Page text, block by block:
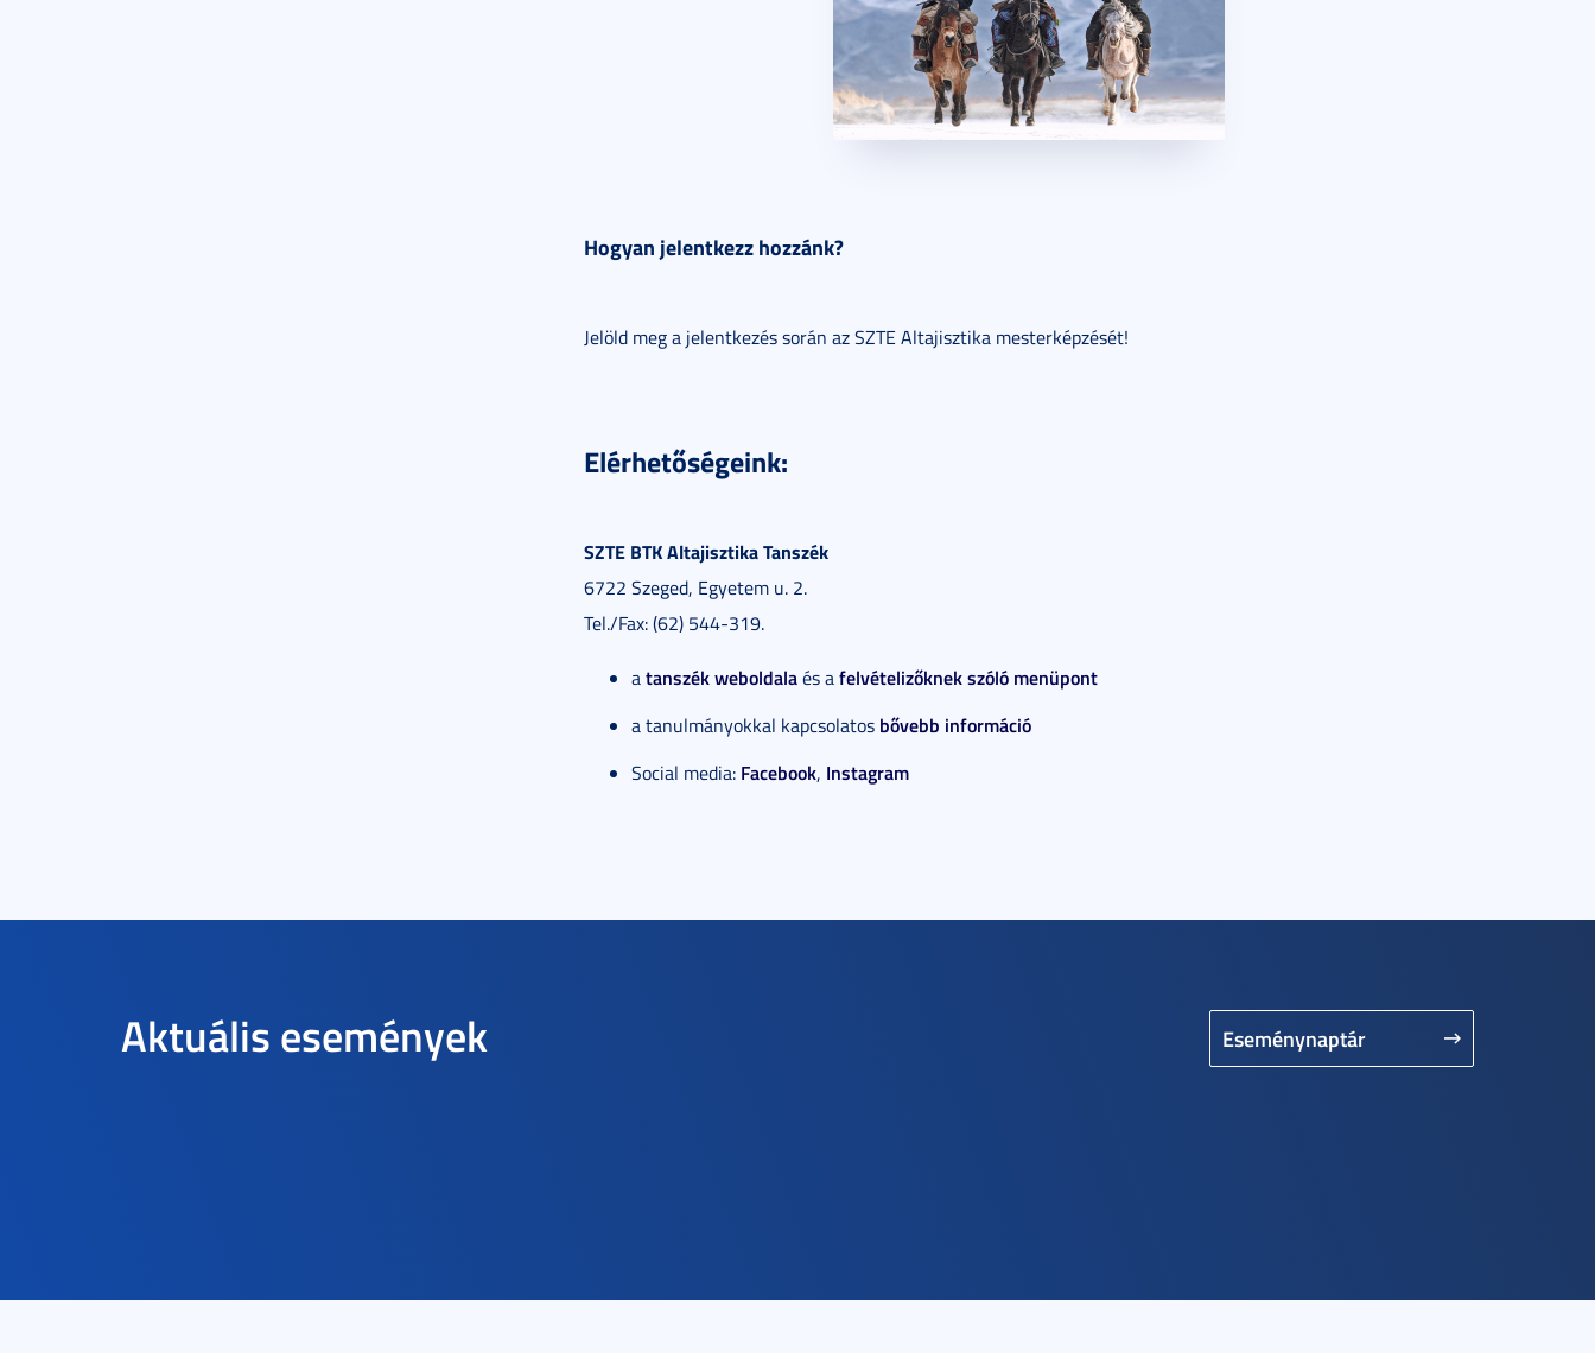
Hogyan jelentkezz hozzánk?
Jelöld meg a jelentkezés során az SZTE Altajisztika mesterképzését!
Elérhetőségeink:
SZTE BTK Altajisztika Tanszék
6722 Szeged, Egyetem u. 2.
Tel./Fax: (62) 544-319.
atanszék weboldalaés afelvételizőknek szóló menüpont
a tanulmányokkal kapcsolatos bővebb információ
Social media: Facebook, Instagram
Aktuális események Eseménynaptár